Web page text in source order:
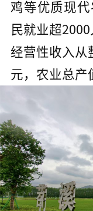
鸡等优质现
民就业超
经营性收入从
元，农业总产